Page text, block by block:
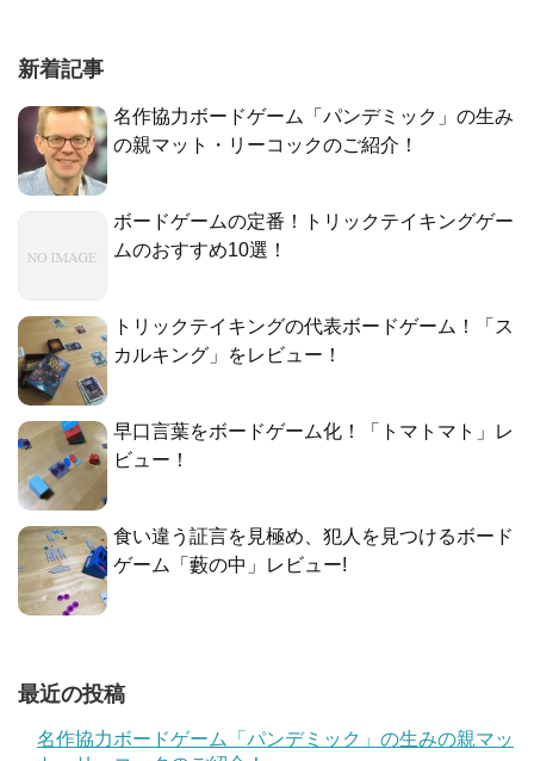
新着記事
名作協力ボードゲーム「パンデミック」の生み
の親マット・リーコックのご紹介！
ボードゲームの定番！トリックテイキングゲー
ムのおすすめ10選！
トリックテイキングの代表ボードゲーム！「ス
カルキング」をレビュー！
早口言葉をボードゲーム化！「トマトマト」レ
ビュー！
食い違う証言を見極め、犯人を見つけるボード
ゲーム「藪の中」レビュー!
最近の投稿
名作協力ボードゲーム「パンデミック」の生みの親マッ